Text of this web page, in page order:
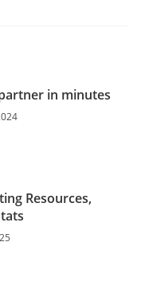
in minutes
Resources,